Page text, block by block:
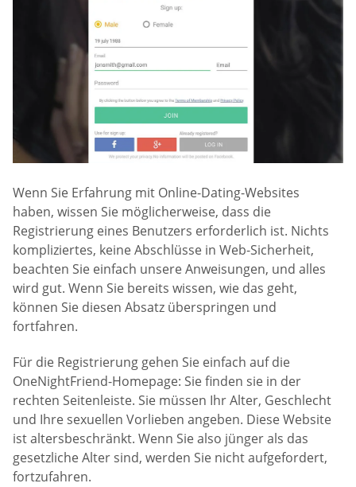
Wenn Sie Erfahrung mit Online-Dating-Websites
haben, wissen Sie möglicherweise, dass die
Registrierung eines Benutzers erforderlich ist. Nichts
kompliziertes, keine Abschlüsse in Web-Sicherheit,
beachten Sie einfach unsere Anweisungen, und alles
wird gut. Wenn Sie bereits wissen, wie das geht,
können Sie diesen Absatz überspringen und
fortfahren.
Für die Registrierung gehen Sie einfach auf die
OneNightFriend-Homepage: Sie finden sie in der
rechten Seitenleiste. Sie müssen Ihr Alter, Geschlecht
und Ihre sexuellen Vorlieben angeben. Diese Website
ist altersbeschränkt. Wenn Sie also jünger als das
gesetzliche Alter sind, werden Sie nicht aufgefordert,
fortzufahren.